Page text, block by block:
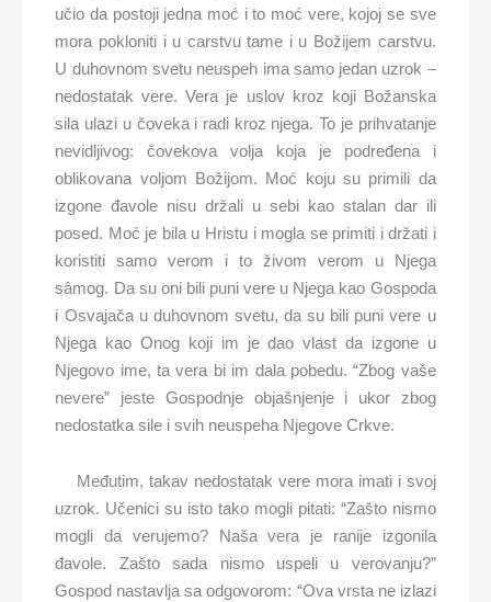
učio da postoji jedna moć i to moć vere, kojoj se sve
mora pokloniti i u carstvu tame i u Božijem carstvu.
U duhovnom svetu neuspeh ima samo jedan uzrok –
nedostatak vere. Vera je uslov kroz koji Božanska
sila ulazi u čoveka i radi kroz njega. To je prihvatanje
nevidljivog: čovekova volja koja je podređena i
oblikovana voljom Božijom. Moć koju su primili da
izgone đavole nisu držali u sebi kao stalan dar ili
posed. Moć je bila u Hristu i mogla se primiti i držati i
koristiti samo verom i to živom verom u Njega
sâmog. Da su oni bili puni vere u Njega kao Gospoda
i Osvajača u duhovnom svetu, da su bili puni vere u
Njega kao Onog koji im je dao vlast da izgone u
Njegovo ime, ta vera bi im dala pobedu. “Zbog vaše
nevere” jeste Gospodnje objašnjenje i ukor zbog
nedostatka sile i svih neuspeha Njegove Crkve.
Međutim, takav nedostatak vere mora imati i svoj
uzrok. Učenici su isto tako mogli pitati: “Zašto nismo
mogli da verujemo? Naša vera je ranije izgonila
đavole. Zašto sada nismo uspeli u verovanju?”
Gospod nastavlja sa odgovorom: “Ova vrsta ne izlazi